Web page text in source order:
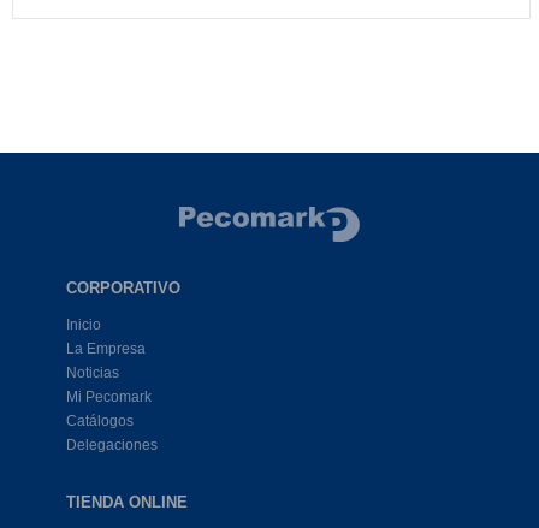
CORPORATIVO
Inicio
La Empresa
Noticias
Mi Pecomark
Catálogos
Delegaciones
TIENDA ONLINE